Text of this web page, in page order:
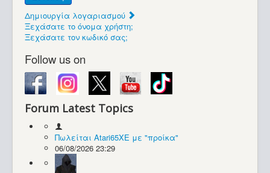
Συλλογές / Projects
Δημιουργία λογαριασμού
Ξεχάσατε το όνομα χρήστη;
Ξεχάσατε τον κωδικό σας;
Follow us on
Forum Latest Topics
Πωλείται Atari65XE με "προίκα"
06/08/2026 23:29